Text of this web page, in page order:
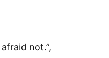
not.”,